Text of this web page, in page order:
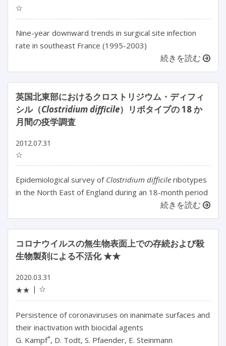
☆
Nine-year downward trends in surgical site infection
rate in southeast France (1995-2003)
続きを読む
英国北東部におけるクロストリジウム・ディフィ
シル（Clostridium difficile）リボタイプの 18 か
月間の疫学調査
2012.07.31
☆
Epidemiological survey of Clostridium difficile ribotypes
in the North East of England during an 18-month period
続きを読む
コロナウイルスの無生物表面上での存続および殺
生物製剤による不活化 ★★
2020.03.31
★★
☆
Persistence of coronaviruses on inanimate surfaces and
their inactivation with biocidal agents
G. Kampf*, D. Todt, S. Pfaender, E. Steinmann